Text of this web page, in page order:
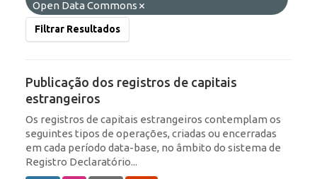
Open Data Commons
Filtrar Resultados
Publicação dos registros de capitais
estrangeiros
Os registros de capitais estrangeiros contemplam os
seguintes tipos de operações, criadas ou encerradas
em cada período data-base, no âmbito do sistema de
Registro Declaratório...